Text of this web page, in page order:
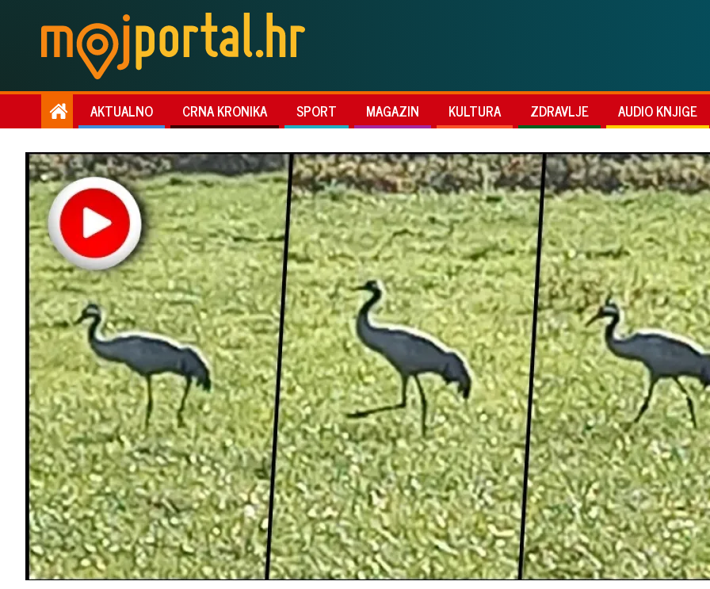
AKTUALNO CRNA KRONIKA SPORT MAGAZIN KULTURA ZDRAVLJE AUDIO KNJIGE